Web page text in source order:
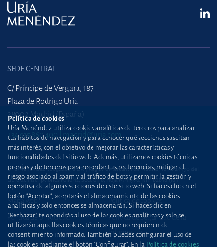
SEDE CENTRAL
C/ Príncipe de Vergara, 187
Plaza de Rodrigo Uría
28002 Madrid (España)
+34 915 860 400 madrid@uria.com
Uría Menéndez Abogados, S.L.P. | Registro Mercantil de Madrid, Tomo 24490 del
Libro de Inscripciones Folio 42, Sección 8, Hoja M-43976. NIF: B28563963
Mapa web Política de cookies
Política de privacidad
Política de Seguridad de la
Información
Política de cookies
Uría Menéndez utiliza cookies analíticas de terceros para analizar
tus hábitos de navegación y para conocer qué secciones suscitan
más interés, con el objetivo de mejorar las características y
funcionalidades del sitio web. Además, utilizamos cookies técnicas
propias y de terceros para recordar tus preferencias, mitigar el
riesgo asociado al spam y al tráfico de bots y permitir la gestión y
operativa de algunas secciones de este sitio web. Si haces clic en el
botón "Aceptar", aceptarás el almacenamiento de las cookies
analíticas y solo entonces se almacenarán. Si haces clic en
“Rechazar” te opondrás al uso de las cookies analíticas y solo se
utilizarán aquellas cookies técnicas que no requieren de
consentimiento informado. También puedes configurar el uso de
las cookies mediante el botón "Configurar". En la Política de cookies